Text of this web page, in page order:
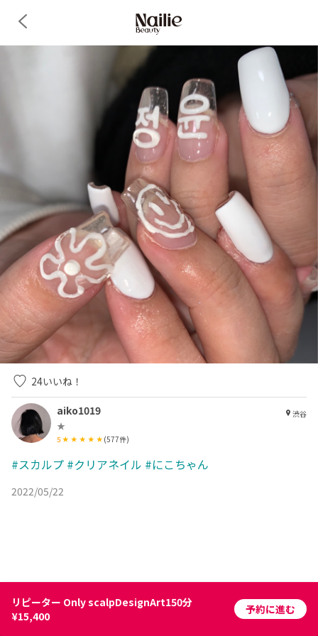
24いいね！
aiko1019
★
5 (577件)
渋谷
#スカルプ #クリアネイル #にこちゃん
2022/05/22
リピーター Only scalpDesignArt150分
¥15,400
予約に進む